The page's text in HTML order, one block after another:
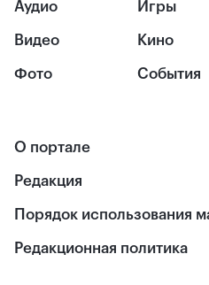
Аудио
Видео
Фото
Игры
Кино
События
О портале
Редакция
Порядок использования
Редакционная политика